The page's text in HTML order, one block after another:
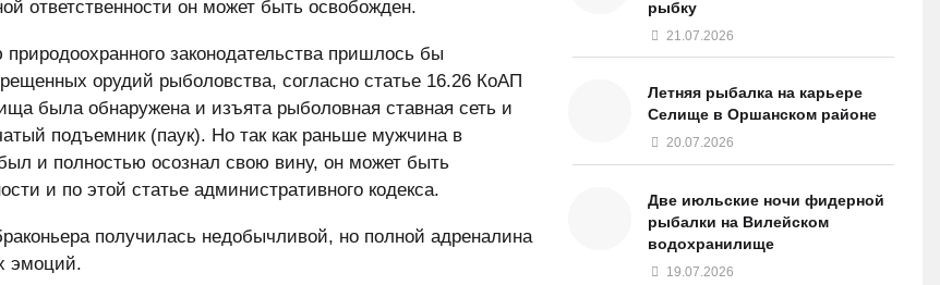
ответственности он может быть освобожден.
законодательства пришлось бы
орудий рыболовства, согласно статье 16.26 КоАП
была обнаружена и изъята рыболовная ставная сеть и
подъемник (паук). Но так как раньше мужчина в
и полностью осознал свою вину, он может быть
и по этой статье административного кодекса.
получилась недобычливой, но полной адреналина
эмоций.
рыбку
21.07.2026
Летняя рыбалка на карьере
Селище в Оршанском районе
20.07.2026
Две июльские ночи фидерной
рыбалки на Вилейском
водохранилище
19.07.2026